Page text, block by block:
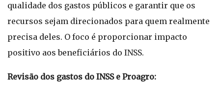
qualidade dos gastos públicos e garantir que os
recursos sejam direcionados para quem realmente
precisa deles. O foco é proporcionar impacto
positivo aos beneficiários do INSS.
Revisão dos gastos do INSS e Proagro: